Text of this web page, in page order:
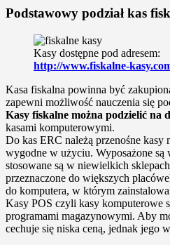
Podstawowy podział kas
Kasy dostępne pod adresem:
http://www.fiskalne-
Kasa fiskalna powinna być
zapewni możliwość nauczenia się
Kasy fiskalne można podzielić na
kasami komputerowymi.
Do kas ERC należą przenośne kasy
wygodne w użyciu. Wyposażone są
stosowane są w niewielkich
przeznaczone do większych
do komputera, w którym
Kasy POS czyli kasy komputerowe
programami magazynowymi. Aby
cechuje się niska ceną, jednak jego